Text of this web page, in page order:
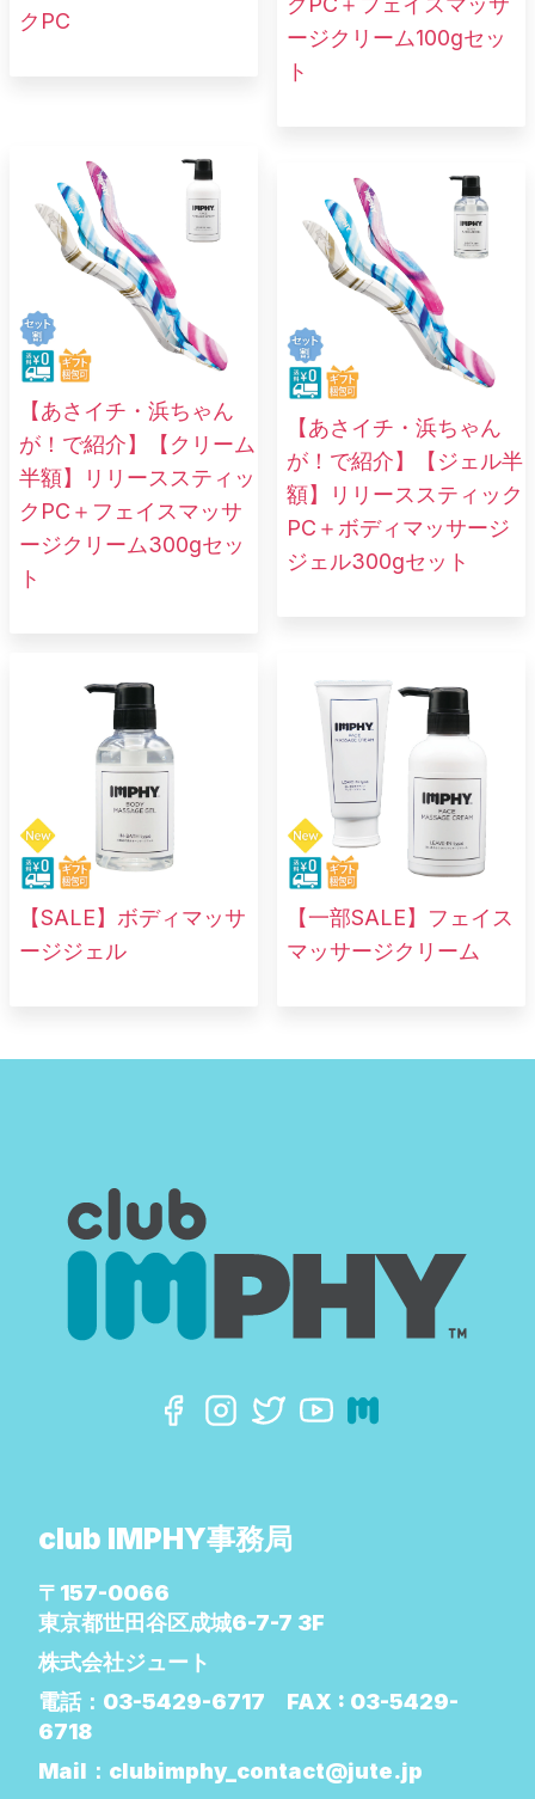
クPC
ージクリーム100gセッ
ト
【あさイチ・浜ちゃん
が！で紹介】【クリーム
半額】リリーススティッ
クPC＋フェイスマッサ
ージクリーム300gセッ
ト
【あさイチ・浜ちゃん
が！で紹介】【ジェル半
額】リリーススティック
PC＋ボディマッサージ
ジェル300gセット
【SALE】ボディマッサ
ージジェル
【一部SALE】フェイス
マッサージクリーム
club IMPHY事務局
〒157-0066
東京都世田谷区成城6-7-7 3F
株式会社ジュート
電話： 03-5429-6717 FAX : 03-5429-
6718
Mail： clubimphy_contact@jute.jp